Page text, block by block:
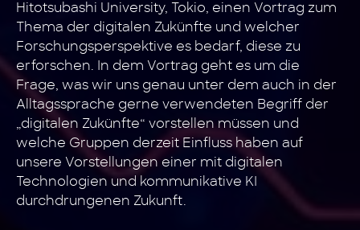
Hitotsubashi University, Tokio, einen Vortrag zum
Thema der digitalen Zukünfte und welcher
Forschungsperspektive es bedarf, diese zu
erforschen. In dem Vortrag geht es um die
Frage, was wir uns genau unter dem auch in der
Alltagssprache gerne verwendeten Begriff der
„digitalen Zukünfte“ vorstellen müssen und
welche Gruppen derzeit Einfluss haben auf
unsere Vorstellungen einer mit digitalen
Technologien und kommunikative KI
durchdrungenen Zukunft.